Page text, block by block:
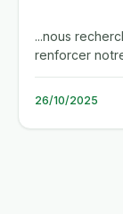
...nous
renforcer
serez
26/10/2025